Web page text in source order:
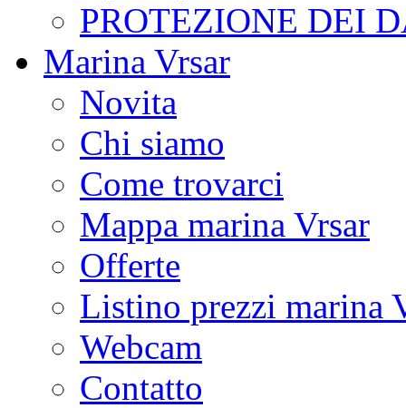
PROTEZIONE DEI
Marina Vrsar
Novita
Chi siamo
Come trovarci
Mappa marina Vrsar
Offerte
Listino prezzi marina
Webcam
Contatto